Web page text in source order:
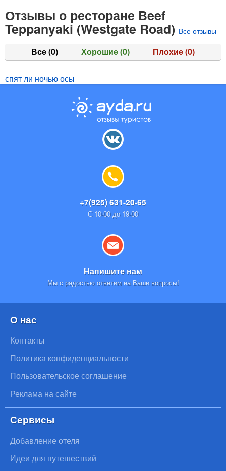
Отзывы о ресторане Beef
Teppanyaki (Westgate Road) Все отзывы
Все(0) Хорошие(0) Плохие(0)
спят ли ночью осы
+7(925) 631-20-65
С 10-00 до 19-00
Напишите нам
Мы с радостью ответим на Ваши вопросы!
О нас
Контакты
Политика конфиденциальности
Пользовательское соглашение
Реклама на сайте
Сервисы
Добавление отеля
Идеи для путешествий